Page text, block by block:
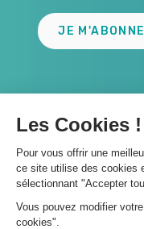
JE M'ABONNE